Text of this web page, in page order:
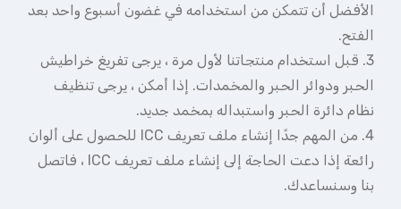
الأفضل أن تتمكن من استخدامه في غضون أسبوع واحد بعد
الفتح.
3. قبل استخدام منتجاتنا لأول مرة ، يرجى تفريغ خراطيش
الحبر ودوائر الحبر والمخمدات. إذا أمكن ، يرجى تنظيف
نظام دائرة الحبر واستبداله بمخمد جديد.
4. من المهم جدًا إنشاء ملف تعريف ICC للحصول على ألوان
رائعة إذا دعت الحاجة إلى إنشاء ملف تعريف ICC ، فاتصل
بنا وسنساعدك.